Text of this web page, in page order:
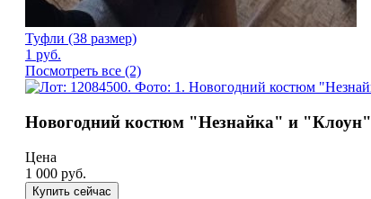
Туфли (38 размер)
1 руб.
Посмотреть все (2)
Новогодний костюм "Незнайка" и "Клоун"
Цена
1 000 руб.
Купить сейчас